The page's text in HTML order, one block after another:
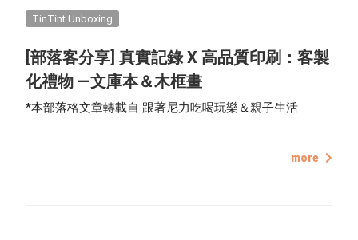
TinTint Unboxing
[部落客分享] 真實記錄 X 高品質印刷：客製
化禮物 —文庫本＆木框畫
*本部落格文章轉載自 跟著尼力吃喝玩樂＆親子生活
more